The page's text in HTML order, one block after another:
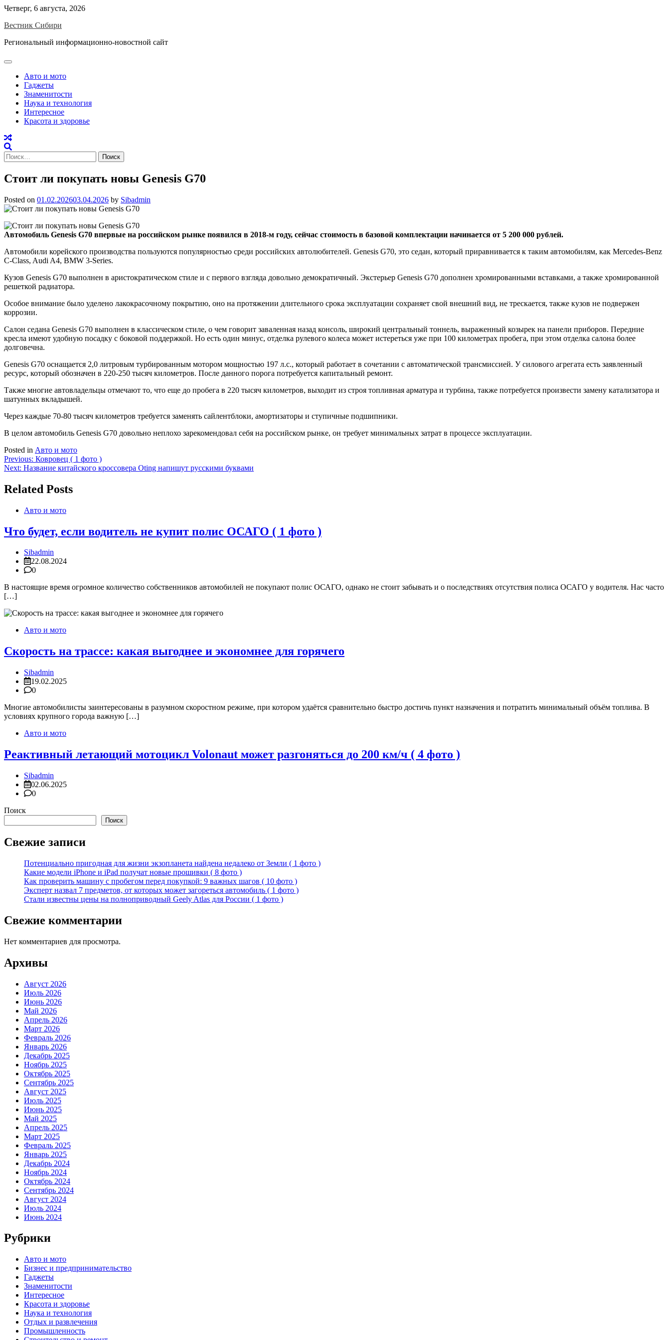
Skip
content
Четверг, 6 августа, 2026
Вестник Сибири
Региональный информационно-новостной сайт
Авто и мото
Гаджеты
Знаменитости
Наука и технология
Интересное
Красота и здоровье
Найти:
Стоит ли покупать новы Genesis G70
Posted on 01.02.202603.04.2026 by Sibadmin
Автомобиль Genesis G70 впервые на российском рынке появился в 2018-м году, сейчас стоимость в базовой комплектации начинается от 5 200 000 рублей.
Автомобили корейского производства пользуются популярностью среди российских автолюбителей. Genesis G70, это седан, который приравнивается к таким автомобилям, как Mercedes-Benz
C-Class, Audi A4, BMW 3-Series.
Кузов Genesis G70 выполнен в аристократическом стиле и с первого взгляда довольно демократичный. Экстерьер Genesis G70 дополнен хромированными вставками, а также хромированной
решеткой радиатора.
Особое внимание было уделено лакокрасочному покрытию, оно на протяжении длительного срока эксплуатации сохраняет свой внешний вид, не трескается, также кузов не подвержен
коррозии.
Салон седана Genesis G70 выполнен в классическом стиле, о чем говорит заваленная назад консоль, широкий центральный тоннель, выраженный козырек на панели приборов. Передние
кресла имеют удобную посадку с боковой поддержкой. Но есть один минус, отделка рулевого колеса может истереться уже при 100 километрах пробега, при этом отделка салона более
долговечна.
Genesis G70 оснащается 2,0 литровым турбированным мотором мощностью 197 л.с., который работает в сочетании с автоматической трансмиссией. У силового агрегата есть заявленный
ресурс, который обозначен в 220-250 тысяч километров. После данного порога потребуется капитальный ремонт.
Также многие автовладельцы отмечают то, что еще до пробега в 220 тысяч километров, выходит из строя топливная арматура и турбина, также потребуется произвести замену катализатора и
шатунных вкладышей.
Через каждые 70-80 тысяч километров требуется заменять сайлентблоки, амортизаторы и ступичные подшипники.
В целом автомобиль Genesis G70 довольно неплохо зарекомендовал себя на российском рынке, он требует минимальных затрат в процессе эксплуатации.
Posted in Авто и мото
Навигация
по
записям
Previous: Ковровец ( 1 фото )
Next: Название китайского кроссовера Oting напишут русскими буквами
Related Posts
Авто и мото
Что будет, если водитель не купит полис ОСАГО ( 1 фото )
Sibadmin
22.08.2024
0
В настоящие время огромное количество собственников автомобилей не покупают полис ОСАГО, однако не стоит забывать и о последствиях отсутствия полиса ОСАГО у водителя. Нас часто
[…]
Авто и мото
Скорость на трассе: какая выгоднее и экономнее для горячего
Sibadmin
19.02.2025
0
Многие автомобилисты заинтересованы в разумном скоростном режиме, при котором удаётся сравнительно быстро достичь пункт назначения и потратить минимальный объём топлива. В
условиях крупного города важную […]
Авто и мото
Реактивный летающий мотоцикл Volonaut может разгоняться до 200 км/ч ( 4 фото )
Sibadmin
02.06.2025
0
Поиск
Поиск
Свежие записи
Потенциально пригодная для жизни экзопланета найдена недалеко от Земли ( 1 фото )
Какие модели iPhone и iPad получат новые прошивки ( 8 фото )
Как проверить машину с пробегом перед покупкой: 9 важных шагов ( 10 фото )
Эксперт назвал 7 предметов, от которых может загореться автомобиль ( 1 фото )
Стали известны цены на полноприводный Geely Atlas для России ( 1 фото )
Свежие комментарии
Нет комментариев для просмотра.
Архивы
Август 2026
Июль 2026
Июнь 2026
Май 2026
Апрель 2026
Март 2026
Февраль 2026
Январь 2026
Декабрь 2025
Ноябрь 2025
Октябрь 2025
Сентябрь 2025
Август 2025
Июль 2025
Июнь 2025
Май 2025
Апрель 2025
Март 2025
Февраль 2025
Январь 2025
Декабрь 2024
Ноябрь 2024
Октябрь 2024
Сентябрь 2024
Август 2024
Июль 2024
Июнь 2024
Рубрики
Авто и мото
Бизнес и предпринимательство
Гаджеты
Знаменитости
Интересное
Красота и здоровье
Наука и технология
Отдых и развлечения
Промышленность